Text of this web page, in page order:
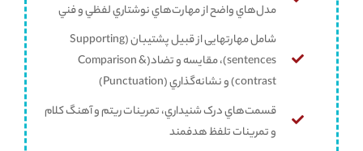
مدل‌هاي واضح از مهارت‌هاي نوشتاري لفظي و فني
شامل مهارتهایی از قبیل پشتيبان (Supporting
sentences)، مقايسه و تضاد(Comparison &
contrast) و نشانه‌گذاري (Punctuation)
قسمت‌هاي درک شنيداري، تمرينات ريتم و آهنگ کلام
و تمرينات تلفظ هدفمند